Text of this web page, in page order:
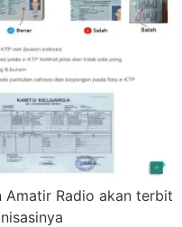
Amatir Radio akan terbit